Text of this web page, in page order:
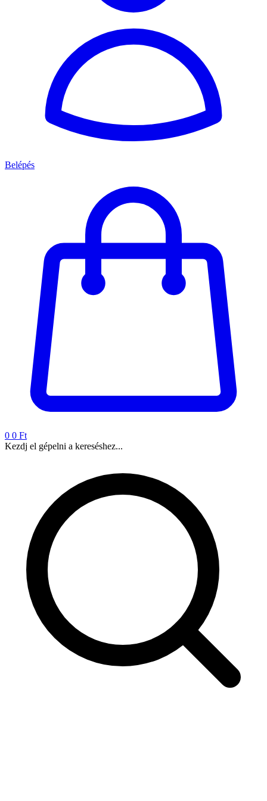
Belépés
0 0 Ft
Kezdj el gépelni a kereséshez...